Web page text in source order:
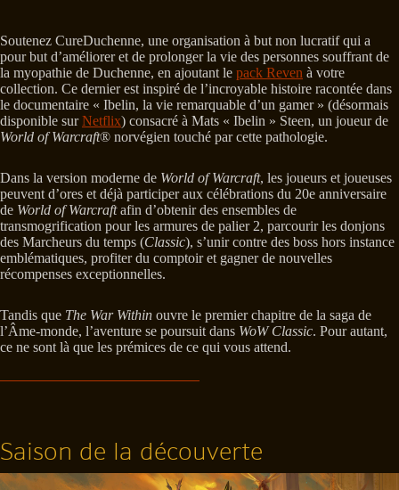
Soutenez CureDuchenne, une organisation à but non lucratif qui a
pour but d’améliorer et de prolonger la vie des personnes souffrant de
la myopathie de Duchenne, en ajoutant le pack Reven à votre
collection. Ce dernier est inspiré de l’incroyable histoire racontée dans
le documentaire « Ibelin, la vie remarquable d’un gamer » (désormais
disponible surNetflix) consacré à Mats « Ibelin » Steen, un joueur de
World of Warcraft® norvégien touché par cette pathologie.
Dans la version moderne de World of Warcraft, les joueurs et joueuses
peuvent d’ores et déjà participer aux célébrations du 20e anniversaire
de World of Warcraftafin d’obtenir des ensembles de
transmogrification pour les armures de palier 2, parcourir les donjons
des Marcheurs du temps (Classic), s’unir contre des boss hors instance
emblématiques, profiter du comptoir et gagner de nouvelles
récompenses exceptionnelles.
Tandis que The War Within ouvre le premier chapitre de la saga de
l’Âme-monde, l’aventure se poursuit dans WoW Classic. Pour autant,
ce ne sont là que les prémices de ce qui vous attend.
Saison de la découverte